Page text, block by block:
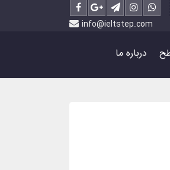
info@ieltstep.com
درباره ما